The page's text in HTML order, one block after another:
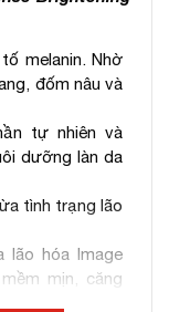
melanin. Nhờ
đốm nâu và
tự nhiên và
dưỡng làn da
tình trạng lão
lão hóa Image
mịn, căng